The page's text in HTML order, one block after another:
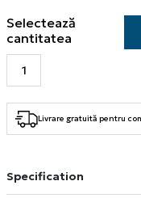
Selectează
cantitatea
Livrare gratuită pentru
Specification